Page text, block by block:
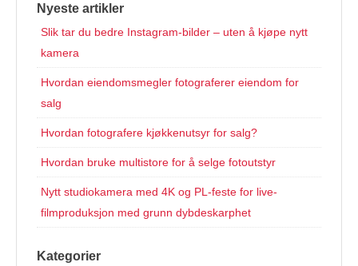
Nyeste artikler
Slik tar du bedre Instagram-bilder – uten å kjøpe nytt
kamera
Hvordan eiendomsmegler fotograferer eiendom for
salg
Hvordan fotografere kjøkkenutsyr for salg?
Hvordan bruke multistore for å selge fotoutstyr
Nytt studiokamera med 4K og PL-feste for live-
filmproduksjon med grunn dybdeskarphet
Kategorier